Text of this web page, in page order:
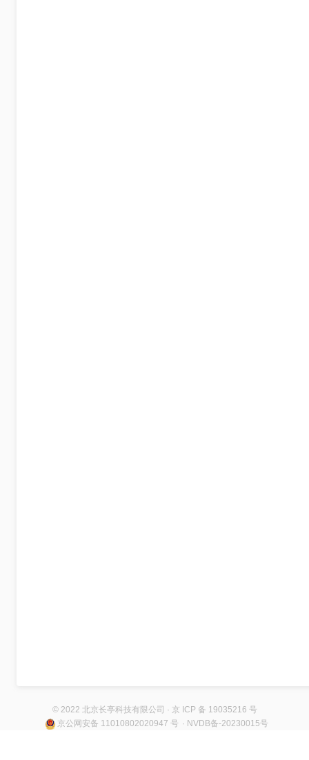
© 2022 北京长亭科技有限公司 · 京 ICP 备 19035216 号
京公网安备 11010802020947 号 · NVDB备-20230015号